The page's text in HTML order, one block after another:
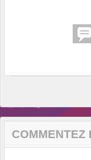
COMMENTEZ